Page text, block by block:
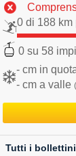
0 di 188 km
0 su 58
- cm in
- cm a valle
Tutti i